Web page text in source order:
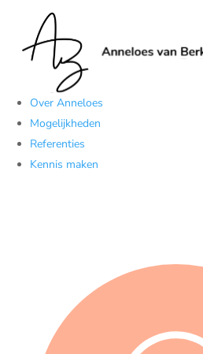
Over Anneloes
Mogelijkheden
Referenties
Kennis maken